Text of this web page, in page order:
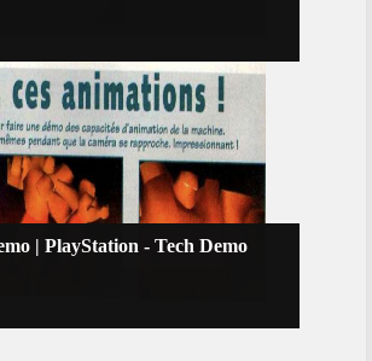
| PlayStation - Tech Demo